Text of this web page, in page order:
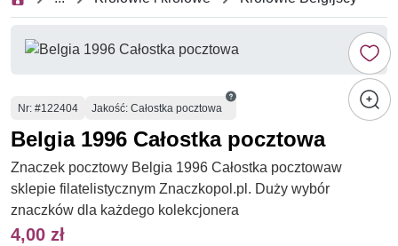
Numer
Nr: #122404 Jakość: Całostka pocztowa
Belgia 1996 Całostka pocztowa
Znaczek pocztowy Belgia 1996 Całostka pocztowaw
sklepie filatelistycznym Znaczkopol.pl. Duży wybór
znaczków dla każdego kolekcjonera
4,00 zł